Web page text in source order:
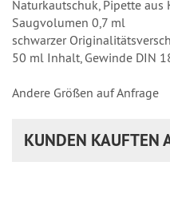
Naturkautschuk, Pipette
Saugvolumen 0,7 ml
schwarzer
50 ml Inhalt, Gewinde DIN
Andere Größen auf Anfrage
KUNDEN KAUFTEN